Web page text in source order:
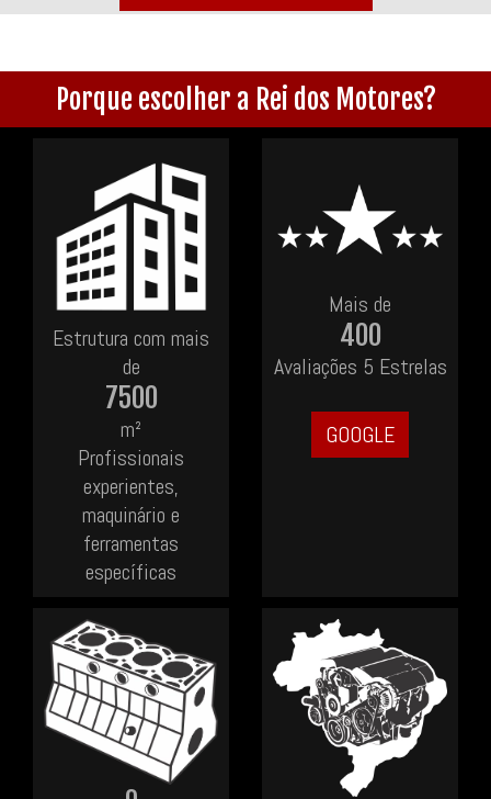
Porque escolher a Rei dos Motores?
Estrutura com mais
de
7500
m²
Profissionais
experientes,
maquinário e
ferramentas
específicas
Mais de
400
Avaliações 5 Estrelas
GOOGLE